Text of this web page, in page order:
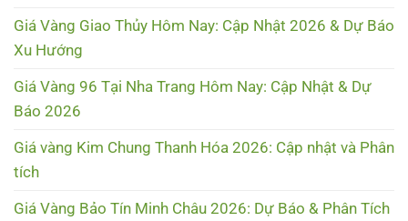
Giá Vàng Giao Thủy Hôm Nay: Cập Nhật 2026 & Dự Báo
Xu Hướng
Giá Vàng 96 Tại Nha Trang Hôm Nay: Cập Nhật & Dự
Báo 2026
Giá vàng Kim Chung Thanh Hóa 2026: Cập nhật và Phân
tích
Giá Vàng Bảo Tín Minh Châu 2026: Dự Báo & Phân Tích